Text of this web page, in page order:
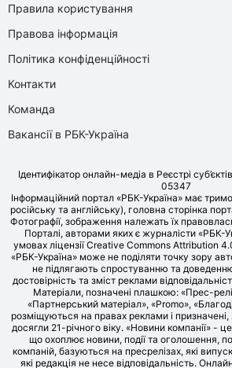
Правила користування
Правова інформація
Політика конфіденційності
Контакти
Команда
Вакансії в РБК-Україна
Ідентифікатор онлайн-медіа в Реєстрі
05347
Інформаційний портал «РБК-Україна» має
російську та англійську), головна сторінка
Фотографії, зображення належать їх
Порталі, авторами яких є журналісти «РБК-
умовах ліцензії Creative Commons Attribution
«РБК-Україна» може не поділяти точку зору
не підлягають спростуванню та
достовірність та зміст реклами
Матеріали, позначені плашкою: «Прес-
«Партнерський матеріал», «Promo»,
розміщуються на правах реклами і призначені,
досягли 21-річного віку. «Новини компанії» -
що охоплює новини, події та оголошення,
компаній, базуються на пресрелізах, які
які редакція не несе відповідальність.